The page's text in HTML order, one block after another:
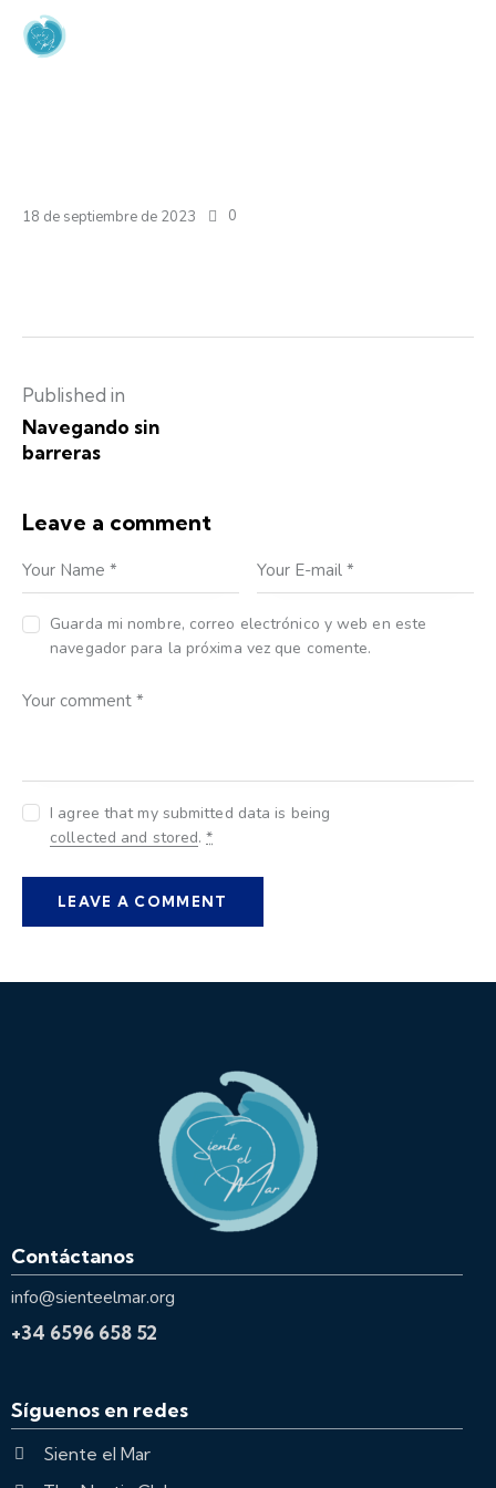
18 de septiembre de 2023 0
Published in
Navegando sin
barreras
Leave a comment
Guarda mi nombre, correo electrónico y web en este
navegador para la próxima vez que comente.
I agree that my submitted data is being
collected and stored.*
Contáctanos
info@sienteelmar.org
+34 6596 658 52
Síguenos en redes
Siente el Mar